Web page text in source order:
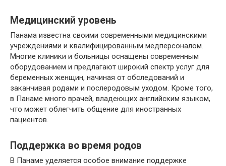
Медицинский уровень
Панама известна своими современными медицинскими
учреждениями и квалифицированным медперсоналом.
Многие клиники и больницы оснащены современным
оборудованием и предлагают широкий спектр услуг для
беременных женщин, начиная от обследований и
заканчивая родами и послеродовым уходом. Кроме того,
в Панаме много врачей, владеющих английским языком,
что может облегчить общение для иностранных
пациентов.
Поддержка во время родов
В Панаме уделяется особое внимание поддержке